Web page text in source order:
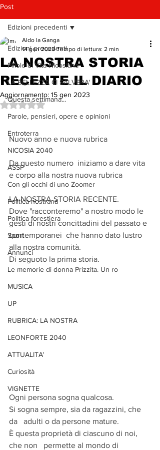
Post
Edizioni precedenti
Pillole di Vita Nicosiana
LA BELLEZZA CI SALVERA'
Questa settimana...
Parole, pensieri, opere e opinioni
Entroterra
NICOSIA 2040
ASSP
Con gli occhi di uno Zoomer
Politica nostrana
Politica forestiera
Sport
Annunci
Le memorie di donna Prizzita. Un ro
MUSICA
UP
RUBRICA: LA NOSTRA
LEONFORTE 2040
ATTUALITA'
Curiosità
VIGNETTE
Edizioni precedenti
LA NOSTRA STORIA
RECENTE IL DIARIO
Aldo la Ganga
14 gen 2023 Tempo di lettura: 2 min
Aggiornamento: 15 gen 2023
Valutazione NaN stelle su 5.
Nuovo anno e nuova rubrica
Da questo numero  iniziamo a dare vita
e corpo alla nostra nuova rubrica
LA NOSTRA STORIA RECENTE.
Dove "racconteremo" a nostro modo le
gesti di nostri concittadini del passato e
contemporanei  che hanno dato lustro
alla nostra comunità.
Di seguoto la prima storia.
Ogni persona sogna qualcosa.
Si sogna sempre, sia da ragazzini, che
da   adulti o da persone mature.
È questa proprietà di ciascuno di noi,
che non   permette al mondo di